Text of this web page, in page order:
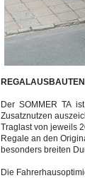
Der SOMMER TA
Zusatznutzen
Traglast von jeweils
Regale an den
besonders breiten
Die